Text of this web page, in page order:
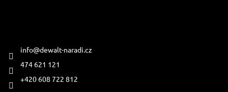
info@dewalt-naradi.cz
474 621 121
+420 608 722 812